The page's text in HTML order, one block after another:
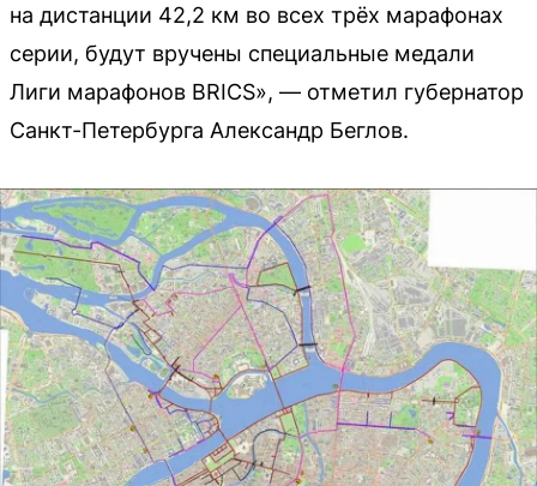
на дистанции 42,2 км во всех трёх марафонах
серии, будут вручены специальные медали
Лиги марафонов BRICS», — отметил губернатор
Санкт-Петербурга Александр Беглов.